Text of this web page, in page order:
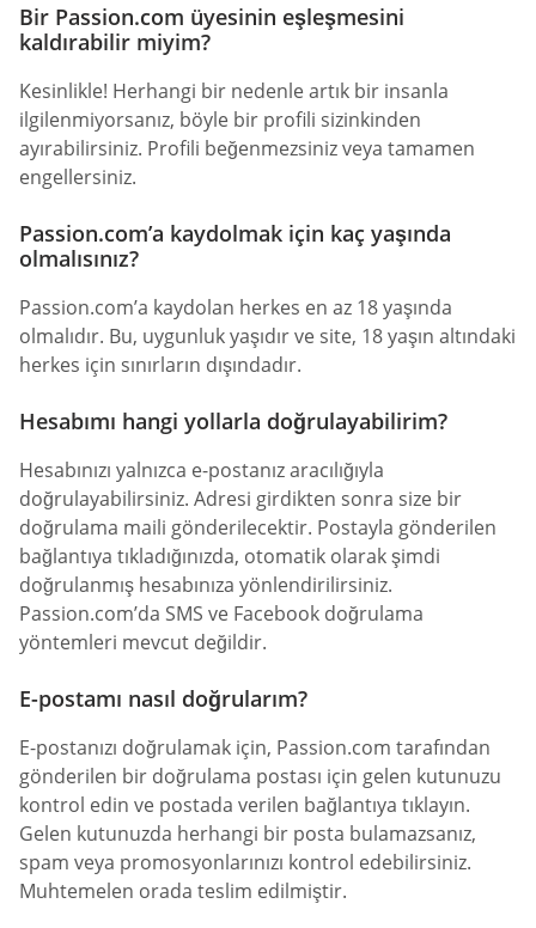
Bir Passion.com üyesinin eşleşmesini
kaldırabilir miyim?
Kesinlikle! Herhangi bir nedenle artık bir insanla
ilgilenmiyorsanız, böyle bir profili sizinkinden
ayırabilirsiniz. Profili beğenmezsiniz veya tamamen
engellersiniz.
Passion.com’a kaydolmak için kaç yaşında
olmalısınız?
Passion.com’a kaydolan herkes en az 18 yaşında
olmalıdır. Bu, uygunluk yaşıdır ve site, 18 yaşın altındaki
herkes için sınırların dışındadır.
Hesabımı hangi yollarla doğrulayabilirim?
Hesabınızı yalnızca e-postanız aracılığıyla
doğrulayabilirsiniz. Adresi girdikten sonra size bir
doğrulama maili gönderilecektir. Postayla gönderilen
bağlantıya tıkladığınızda, otomatik olarak şimdi
doğrulanmış hesabınıza yönlendirilirsiniz.
Passion.com’da SMS ve Facebook doğrulama
yöntemleri mevcut değildir.
E-postamı nasıl doğrularım?
E-postanızı doğrulamak için, Passion.com tarafından
gönderilen bir doğrulama postası için gelen kutunuzu
kontrol edin ve postada verilen bağlantıya tıklayın.
Gelen kutunuzda herhangi bir posta bulamazsanız,
spam veya promosyonlarınızı kontrol edebilirsiniz.
Muhtemelen orada teslim edilmiştir.